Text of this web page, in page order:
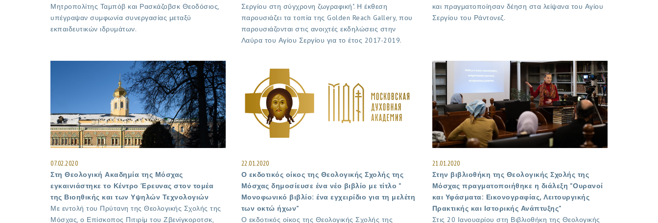
Μητροπολίτης Ταμπόβ και Ρασκάζοβσκ Θεοδόσιος,
υπέγραψαν συμφωνία συνεργασίας μεταξύ
εκπαιδευτικών ιδρυμάτων.
Σεργίου στη σύγχρονη ζωγραφική". Η έκθεση
παρουσιάζει τα τοπία της Golden Reach Gallery, που
παρουσιάζονται στις ανοιχτές εκδηλώσεις στην
Λαύρα του Αγίου Σεργίου για το έτος 2017-2019.
και πραγματοποίησαν δέηση στα λείψανα του Αγίου
Σεργίου του Ράντονεζ.
07.02.2020
Στη Θεολογική Ακαδημία της Μόσχας
εγκαινιάστηκε το Κέντρο Έρευνας στον τομέα
της Βιοηθικής και των Υψηλών Τεχνολογιών
Με εντολή του Πρύτανη της Θεολογικής Σχολής της
Μόσχας, ο Επίσκοπος Πιτιρίμ του Ζβενίγκοροτσκ,
22.01.2020
Ο εκδοτικός οίκος της Θεολογικής Σχολής της
Μόσχας δημοσίευσε ένα νέο βιβλίο με τίτλο "
Μονοφωνικό βιβλίο: ένα εγχειρίδιο για τη μελέτη
των οκτώ ήχων"
Ο εκδοτικός οίκος της Θεολογικής Σχολής της
21.01.2020
Στην βιβλιοθήκη της Θεολογικής Σχολής της
Μόσχας πραγματοποιήθηκε η διάλεξη "Ουρανοί
και Υφάσματα: Εικονογραφίας, Λειτουργικής
Πρακτικής και Ιστορικής Ανάπτυξης"
Στις 20 Ιανουαρίου στη Βιβλιοθήκη της Θεολογικής